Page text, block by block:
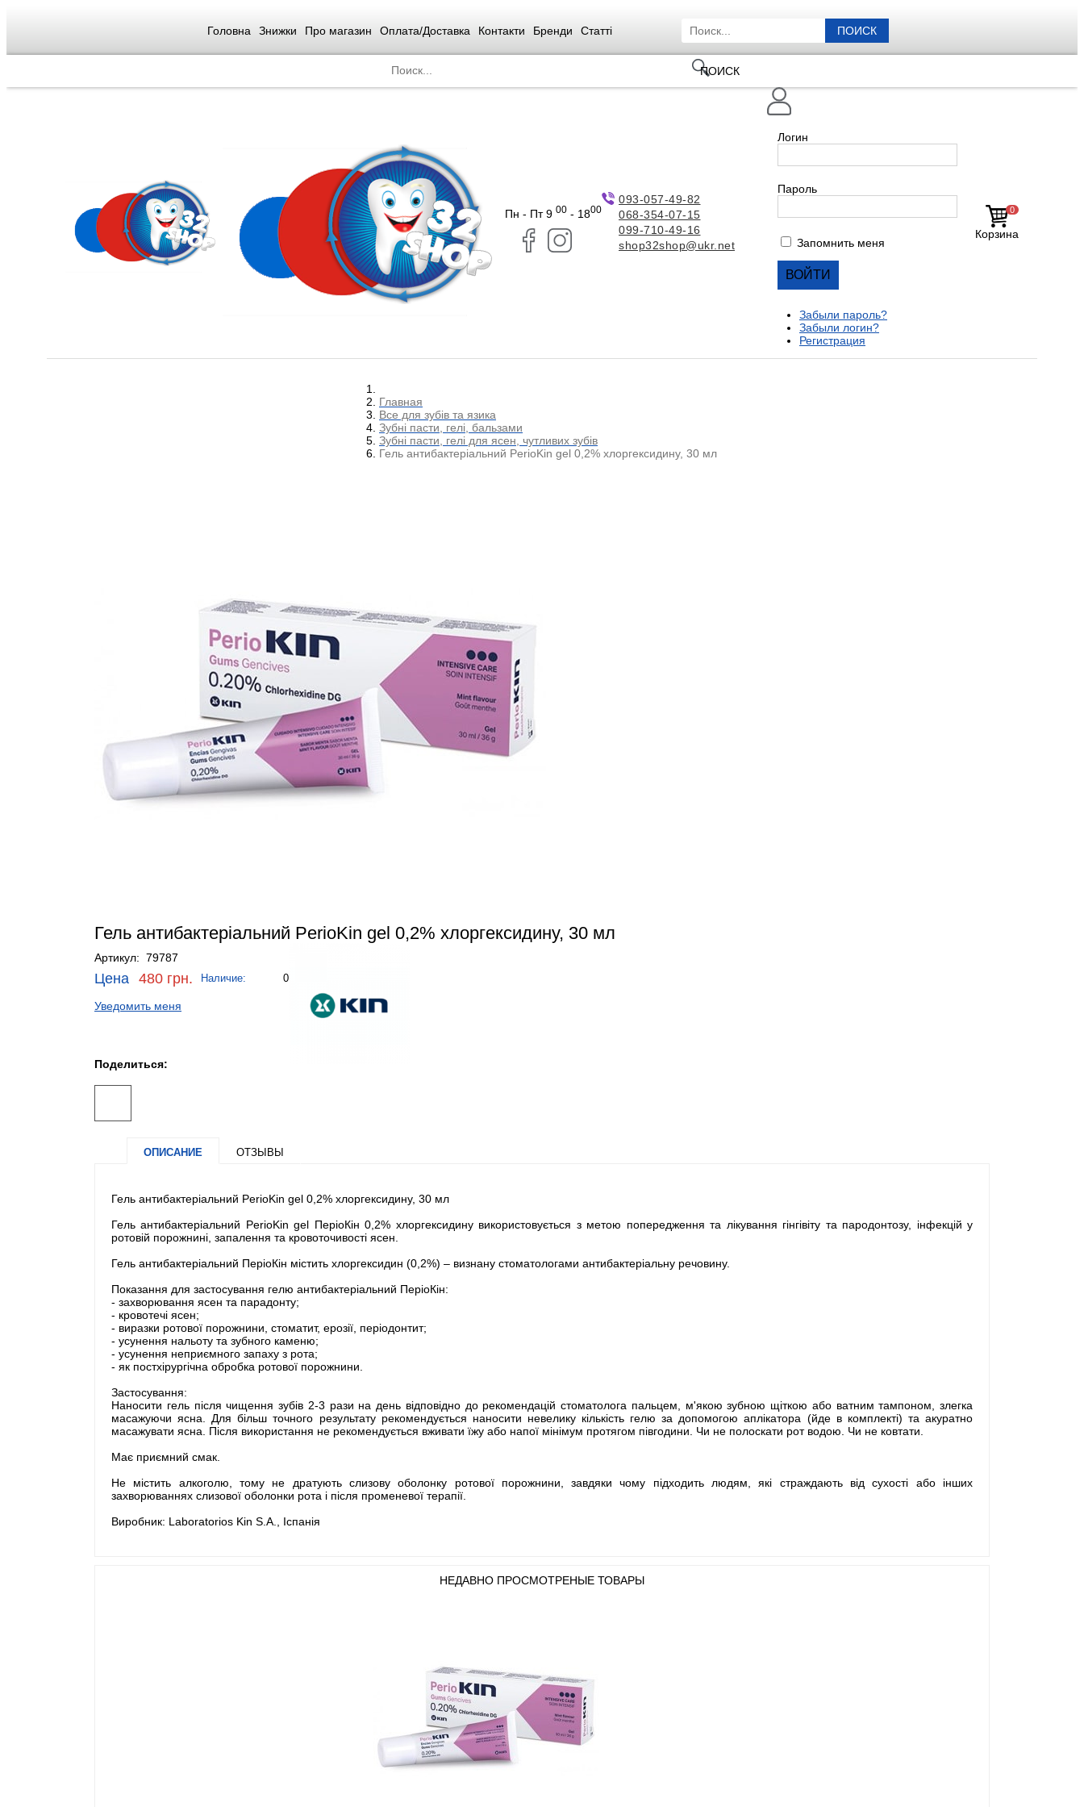
Головна Знижки Про магазин Оплата/Доставка Контакти Бренди Статті ПОИСК
ПОИСК
Пн - Пт 9 00 - 1800
093-057-49-82
068-354-07-15
099-710-49-16
shop32shop@ukr.net
0
Корзина
Логин
Пароль
Запомнить меня
Забыли пароль?
Забыли логин?
Регистрация
Главная
Все для зубів та язика
Зубні пасти, гелі, бальзами
Зубні пасти, гелі для ясен, чутливих зубів
Гель антибактеріальний PerioKin gel 0,2% хлоргексидину, 30 мл
Гель антибактеріальний PerioKin gel 0,2% хлоргексидину, 30 мл
Артикул: 79787
Цена 480 грн. Наличие: 0
Уведомить меня
Поделиться:
ОПИСАНИЕ ОТЗЫВЫ
Гель антибактеріальний PerioKin gel 0,2% хлоргексидину, 30 мл
Гель антибактеріальний PerioKin gel ПеріоКін 0,2% хлоргексидину використовується з метою попередження та лікування гінгівіту та пародонтозу, інфекцій у
ротовій порожнині, запалення та кровоточивості ясен.
Гель антибактеріальний ПеріоКін містить хлоргексидин (0,2%) – визнану стоматологами антибактеріальну речовину.
Показання для застосування гелю антибактеріальний ПеріоКін:
- захворювання ясен та парадонту;
- кровотечі ясен;
- виразки ротової порожнини, стоматит, ерозії, періодонтит;
- усунення нальоту та зубного каменю;
- усунення неприємного запаху з рота;
- як постхірургічна обробка ротової порожнини.
Застосування:
Наносити гель після чищення зубів 2-3 рази на день відповідно до рекомендацій стоматолога пальцем, м'якою зубною щіткою або ватним тампоном, злегка
масажуючи ясна. Для більш точного результату рекомендується наносити невелику кількість гелю за допомогою аплікатора (йде в комплекті) та акуратно
масажувати ясна. Після використання не рекомендується вживати їжу або напої мінімум протягом півгодини. Чи не полоскати рот водою. Чи не ковтати.
Має приємний смак.
Не містить алкоголю, тому не дратують слизову оболонку ротової порожнини, завдяки чому підходить людям, які страждають від сухості або інших
захворюваннях слизової оболонки рота і після променевої терапії.
Виробник: Laboratorios Kin S.А., Іспанія
НЕДАВНО ПРОСМОТРЕНЫЕ ТОВАРЫ